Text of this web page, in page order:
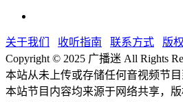
关于我们 收听指南 联系方式 版
Copyright © 2025 广播迷 All Rights
本站从未上传或存储任何音视频节
本站节目内容均来源于网络共享，